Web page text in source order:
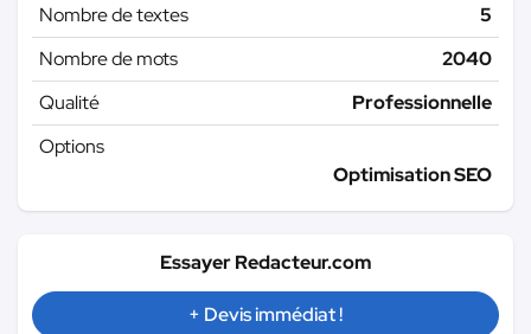
Nombre de textes
5
Nombre de mots
2040
Qualité
Professionnelle
Options
Optimisation SEO
Essayer Redacteur.com
+ Devis immédiat !